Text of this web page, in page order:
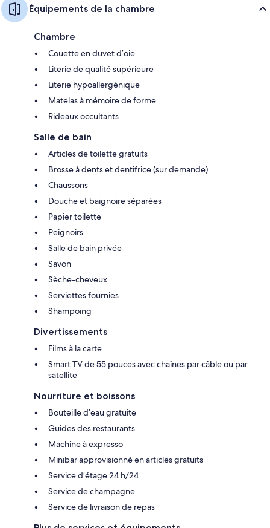
Équipements de la chambre
Chambre
Couette en duvet d’oie
Literie de qualité supérieure
Literie hypoallergénique
Matelas à mémoire de forme
Rideaux occultants
Salle de bain
Articles de toilette gratuits
Brosse à dents et dentifrice (sur demande)
Chaussons
Douche et baignoire séparées
Papier toilette
Peignoirs
Salle de bain privée
Savon
Sèche-cheveux
Serviettes fournies
Shampoing
Divertissements
Films à la carte
Smart TV de 55 pouces avec chaînes par câble ou par
satellite
Nourriture et boissons
Bouteille d’eau gratuite
Guides des restaurants
Machine à expresso
Minibar approvisionné en articles gratuits
Service d’étage 24 h/24
Service de champagne
Service de livraison de repas